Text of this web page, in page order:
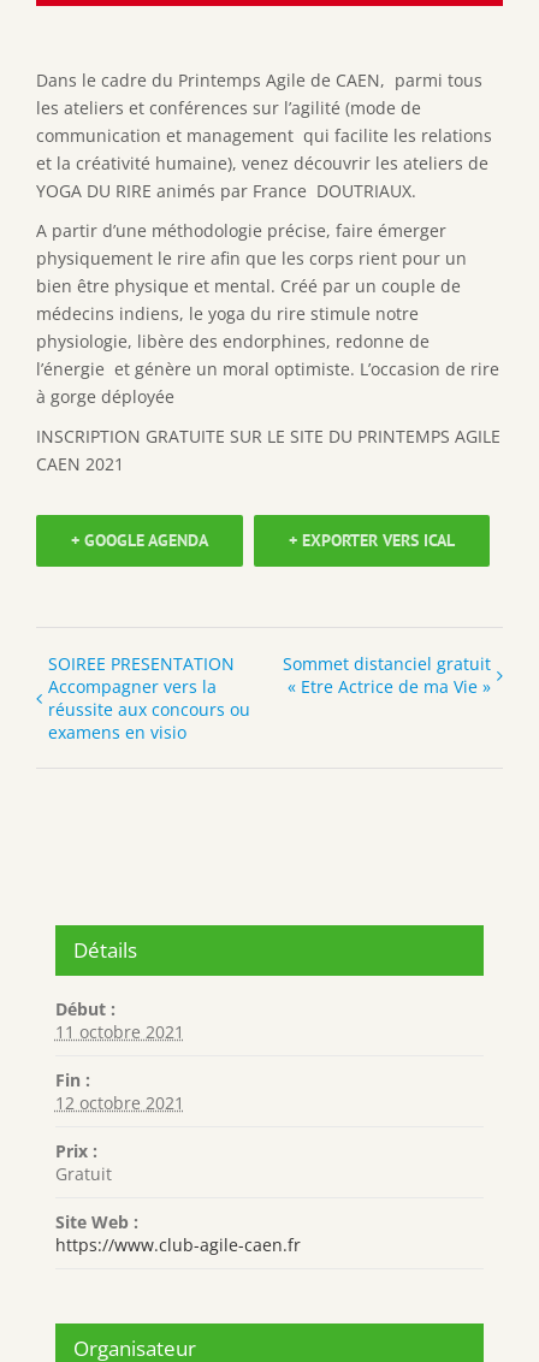
Dans le cadre du Printemps Agile de CAEN, parmi tous
les ateliers et conférences sur l’agilité (mode de
communication et management qui facilite les relations
et la créativité humaine), venez découvrir les ateliers de
YOGA DU RIRE animés par France DOUTRIAUX.
A partir d’une méthodologie précise, faire émerger
physiquement le rire afin que les corps rient pour un
bien être physique et mental. Créé par un couple de
médecins indiens, le yoga du rire stimule notre
physiologie, libère des endorphines, redonne de
l’énergie et génère un moral optimiste. L’occasion de rire
à gorge déployée
INSCRIPTION GRATUITE SUR LE SITE DU PRINTEMPS AGILE
CAEN 2021
+ GOOGLE AGENDA + EXPORTER VERS ICAL
SOIREE PRESENTATION
Accompagner vers la
réussite aux concours ou
examens en visio
Sommet distanciel gratuit
« Etre Actrice de ma Vie »
Détails
Début :
11 octobre 2021
Fin :
12 octobre 2021
Prix :
Gratuit
Site Web :
https://www.club-agile-caen.fr
Organisateur